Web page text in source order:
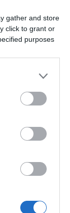
gather and store
click to grant or
purposes
INFO